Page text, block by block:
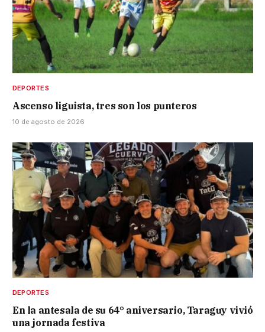
DEPORTES
Ascenso liguista, tres son los punteros
10 de agosto de 2026
DEPORTES
En la antesala de su 64° aniversario, Taraguy vivió
una jornada festiva